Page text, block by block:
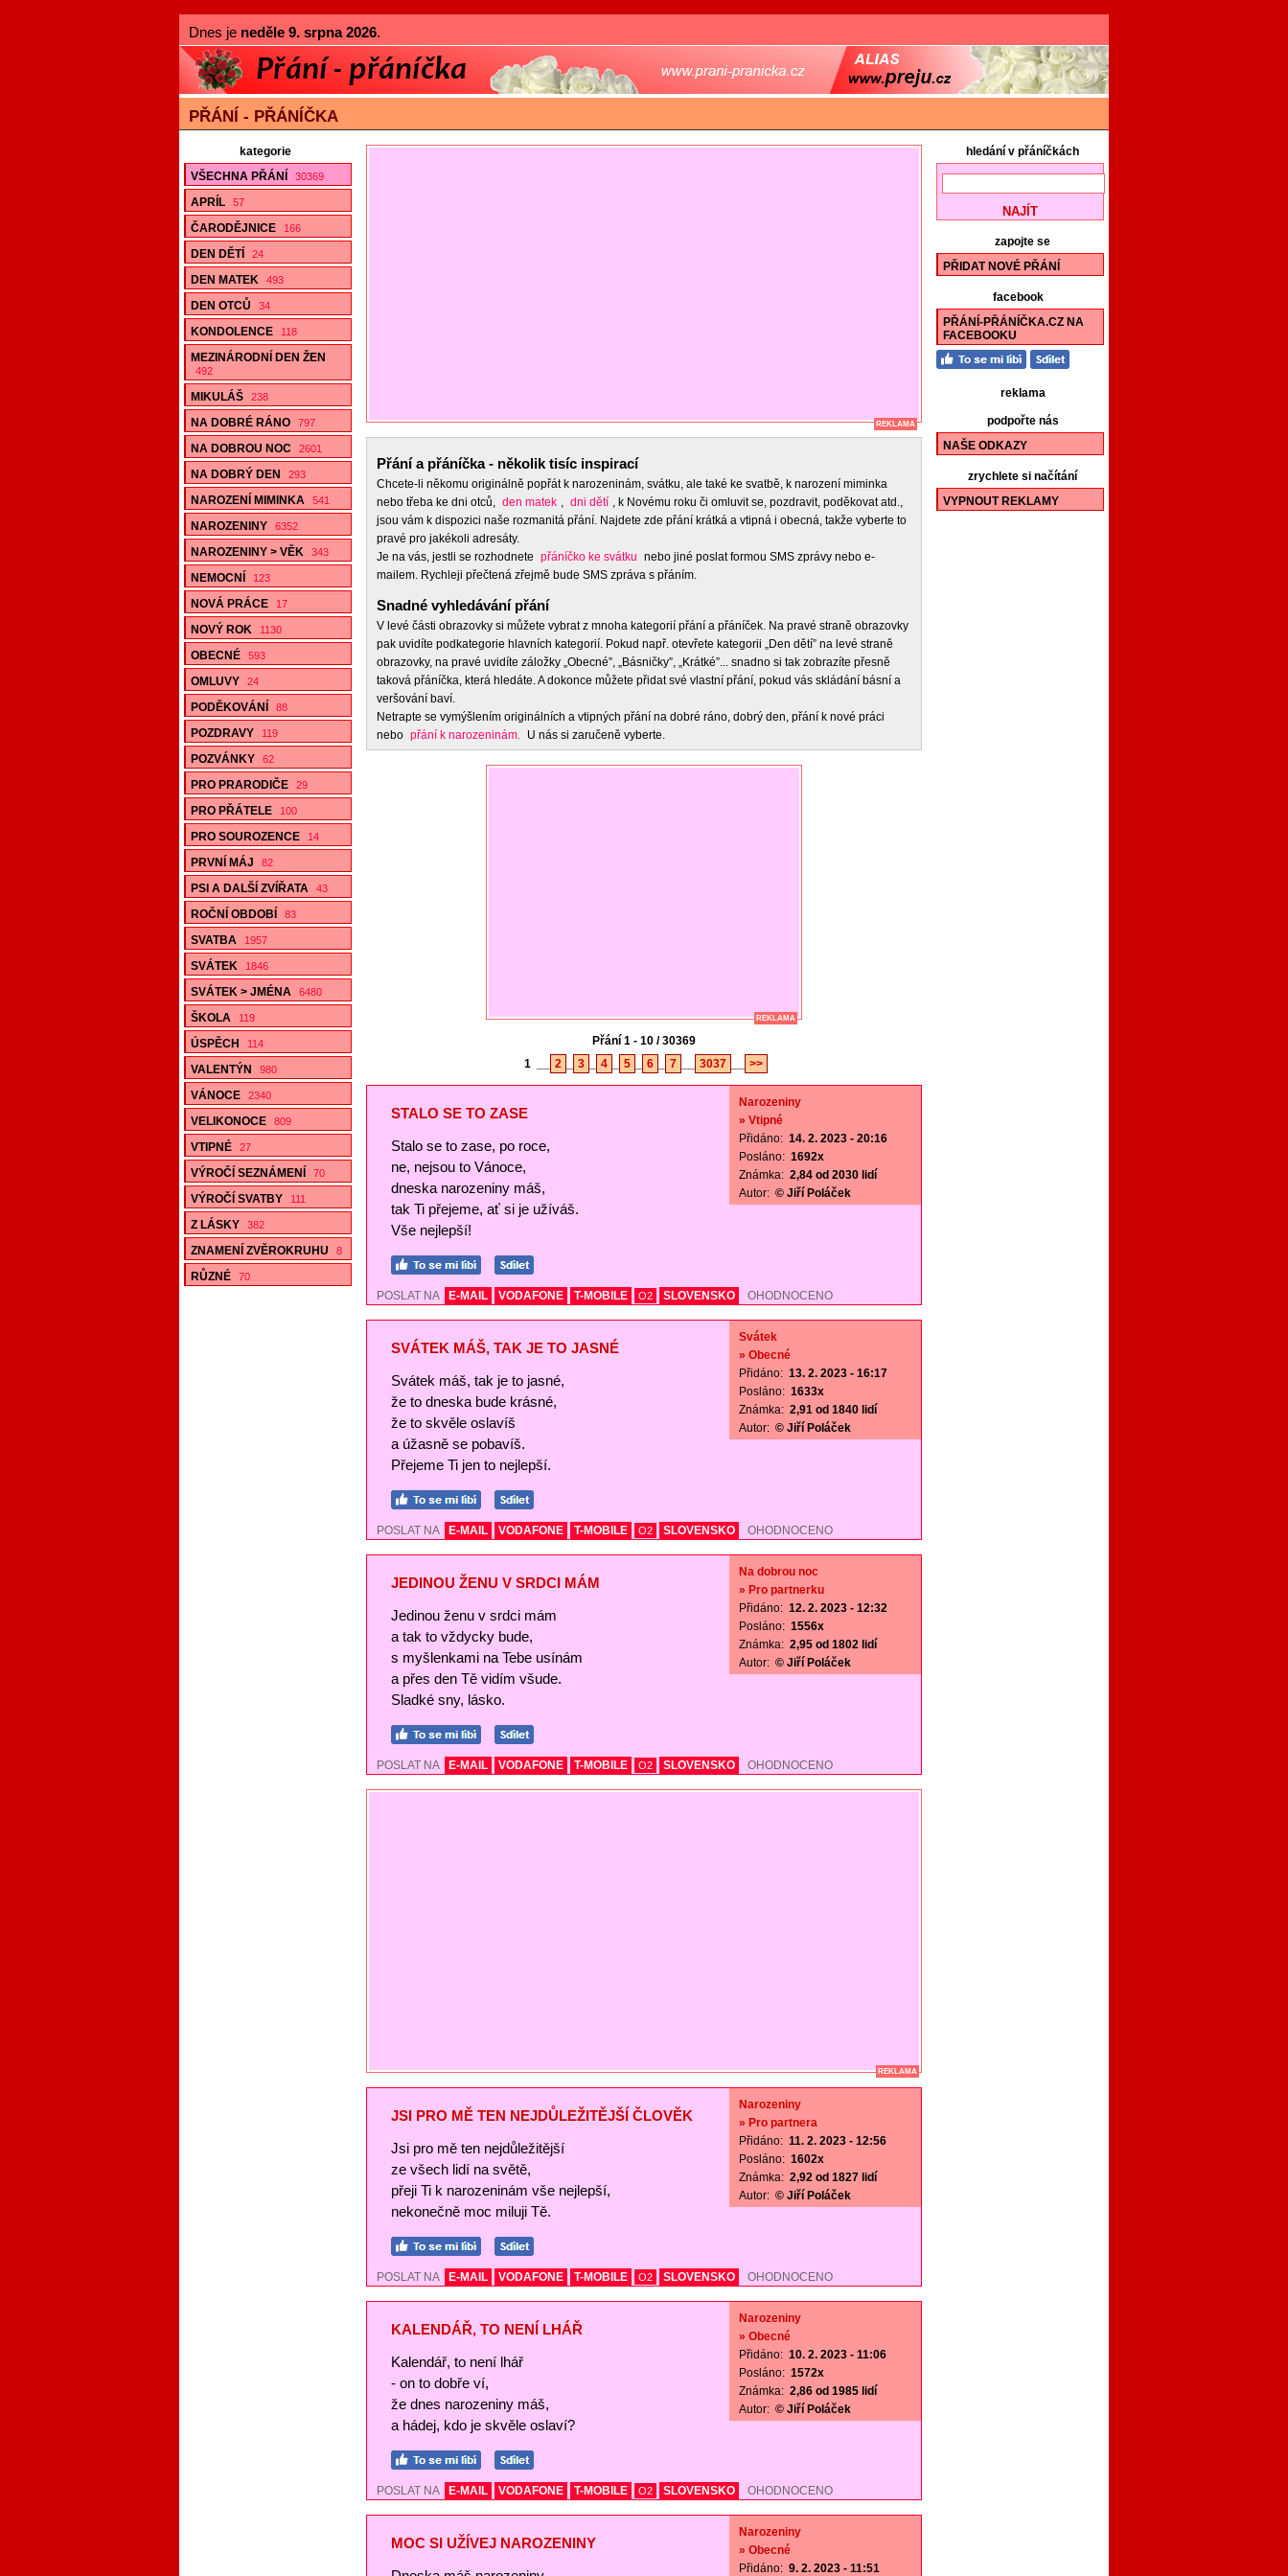
Dnes je neděle 9. srpna 2026.
PŘÁNÍ - PŘÁNÍČKA
kategorie
VŠECHNA PŘÁNÍ
30369
APRÍL 57
ČARODĚJNICE 166
DEN DĚTÍ 24
DEN MATEK 493
DEN OTCŮ 34
KONDOLENCE 118
MEZINÁRODNÍ DEN ŽEN
492
MIKULÁŠ 238
NA DOBRÉ RÁNO 797
NA DOBROU NOC 2601
NA DOBRÝ DEN 293
NAROZENÍ MIMINKA 541
NAROZENINY 6352
NAROZENINY > VĚK 343
NEMOCNÍ 123
NOVÁ PRÁCE 17
NOVÝ ROK 1130
OBECNÉ 593
OMLUVY 24
PODĚKOVÁNÍ 88
POZDRAVY 119
POZVÁNKY 62
PRO PRARODIČE 29
PRO PŘÁTELE 100
PRO SOUROZENCE 14
PRVNÍ MÁJ 82
PSI A DALŠÍ ZVÍŘATA 43
ROČNÍ OBDOBÍ 83
SVATBA 1957
SVÁTEK 1846
SVÁTEK > JMÉNA 6480
ŠKOLA 119
ÚSPĚCH 114
VALENTÝN 980
VÁNOCE 2340
VELIKONOCE 809
VTIPNÉ 27
VÝROČÍ SEZNÁMENÍ 70
VÝROČÍ SVATBY 111
Z LÁSKY 382
ZNAMENÍ ZVĚROKRUHU 8
RŮZNÉ 70
REKLAMA
Přání a přáníčka - několik tisíc inspirací
Chcete-li někomu originálně popřát k narozeninám, svátku, ale také ke svatbě, k narození miminka
nebo třeba ke dni otců, den matek , dni dětí , k Novému roku či omluvit se, pozdravit, poděkovat atd.,
jsou vám k dispozici naše rozmanitá přání. Najdete zde přání krátká a vtipná i obecná, takže vyberte to
pravé pro jakékoli adresáty.
Je na vás, jestli se rozhodnete přáníčko ke svátku nebo jiné poslat formou SMS zprávy nebo e-
mailem. Rychleji přečtená zřejmě bude SMS zpráva s přáním.
Snadné vyhledávání přání
V levé části obrazovky si můžete vybrat z mnoha kategorií přání a přáníček. Na pravé straně obrazovky
pak uvidíte podkategorie hlavních kategorií. Pokud např. otevřete kategorii „Den dětí” na levé straně
obrazovky, na pravé uvidíte záložky „Obecné”, „Básničky”, „Krátké”... snadno si tak zobrazíte přesně
taková přáníčka, která hledáte. A dokonce můžete přidat své vlastní přání, pokud vás skládání básní a
veršování baví.
Netrapte se vymýšlením originálních a vtipných přání na dobré ráno, dobrý den, přání k nové práci
nebo přání k narozeninám. U nás si zaručeně vyberte.
REKLAMA
Přání 1 - 10 / 30369
1
2 3 4 5 6 7 3037 >>
STALO SE TO ZASE
Stalo se to zase, po roce,
ne, nejsou to Vánoce,
dneska narozeniny máš,
tak Ti přejeme, ať si je užíváš.
Vše nejlepší!
Narozeniny
» Vtipné
Přidáno: 14. 2. 2023 - 20:16
Posláno: 1692x
Známka: 2,84 od 2030 lidí
Autor: © Jiří Poláček
POSLAT NA E-MAIL VODAFONE T-MOBILE O2 SLOVENSKO OHODNOCENO
SVÁTEK MÁŠ, TAK JE TO JASNÉ
Svátek máš, tak je to jasné,
že to dneska bude krásné,
že to skvěle oslavíš
a úžasně se pobavíš.
Přejeme Ti jen to nejlepší.
Svátek
» Obecné
Přidáno: 13. 2. 2023 - 16:17
Posláno: 1633x
Známka: 2,91 od 1840 lidí
Autor: © Jiří Poláček
POSLAT NA E-MAIL VODAFONE T-MOBILE O2 SLOVENSKO OHODNOCENO
JEDINOU ŽENU V SRDCI MÁM
Jedinou ženu v srdci mám
a tak to vždycky bude,
s myšlenkami na Tebe usínám
a přes den Tě vidím všude.
Sladké sny, lásko.
Na dobrou noc
» Pro partnerku
Přidáno: 12. 2. 2023 - 12:32
Posláno: 1556x
Známka: 2,95 od 1802 lidí
Autor: © Jiří Poláček
POSLAT NA E-MAIL VODAFONE T-MOBILE O2 SLOVENSKO OHODNOCENO
REKLAMA
JSI PRO MĚ TEN NEJDŮLEŽITĚJŠÍ ČLOVĚK
Jsi pro mě ten nejdůležitější
ze všech lidí na světě,
přeji Ti k narozeninám vše nejlepší,
nekonečně moc miluji Tě.
Narozeniny
» Pro partnera
Přidáno: 11. 2. 2023 - 12:56
Posláno: 1602x
Známka: 2,92 od 1827 lidí
Autor: © Jiří Poláček
POSLAT NA E-MAIL VODAFONE T-MOBILE O2 SLOVENSKO OHODNOCENO
KALENDÁŘ, TO NENÍ LHÁŘ
Kalendář, to není lhář
- on to dobře ví,
že dnes narozeniny máš,
a hádej, kdo je skvěle oslaví?
Narozeniny
» Obecné
Přidáno: 10. 2. 2023 - 11:06
Posláno: 1572x
Známka: 2,86 od 1985 lidí
Autor: © Jiří Poláček
POSLAT NA E-MAIL VODAFONE T-MOBILE O2 SLOVENSKO OHODNOCENO
MOC SI UŽÍVEJ NAROZENINY
Narozeniny
» Obecné
Přidáno: 9. 2. 2023 - 11:51
hledání v přáníčkách
zapojte se
PŘIDAT NOVÉ PŘÁNÍ
facebook
PŘÁNÍ-PŘÁNÍČKA.CZ NA
FACEBOOKU
reklama
podpořte nás
NAŠE ODKAZY
zrychlete si načítání
VYPNOUT REKLAMY